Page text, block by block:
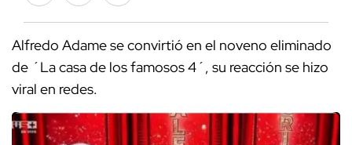
Alfredo Adame se convirtió en el noveno eliminado
de ´La casa de los famosos 4´, su reacción se hizo
viral en redes.